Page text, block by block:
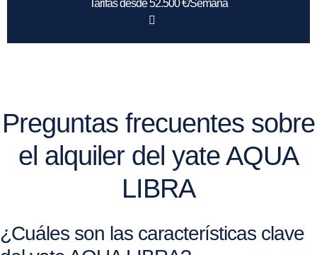
Tarifas desde 52.500 €/Semana
Preguntas frecuentes sobre
el alquiler del yate AQUA
LIBRA
¿Cuáles son las características clave